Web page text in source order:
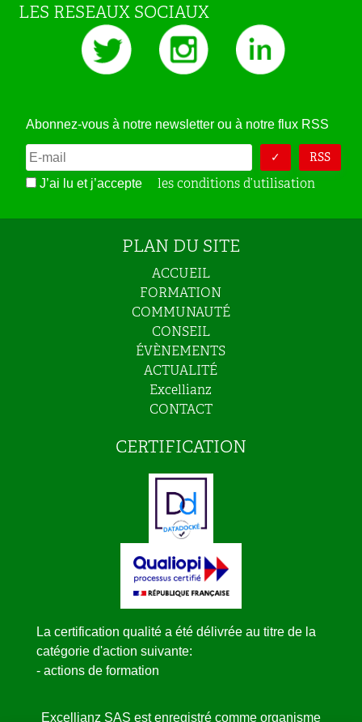
LES RESEAUX SOCIAUX
Abonnez-vous à notre newsletter ou à notre flux RSS
RSS
J’ai lu et j’accepte les conditions d’utilisation
PLAN DU SITE
ACCUEIL
FORMATION
COMMUNAUTÉ
CONSEIL
ÉVÈNEMENTS
ACTUALITÉ
Excellianz
CONTACT
CERTIFICATION
La certification qualité a été délivrée au titre de la
catégorie d'action suivante:
- actions de formation
Excellianz SAS est enregistré comme organisme